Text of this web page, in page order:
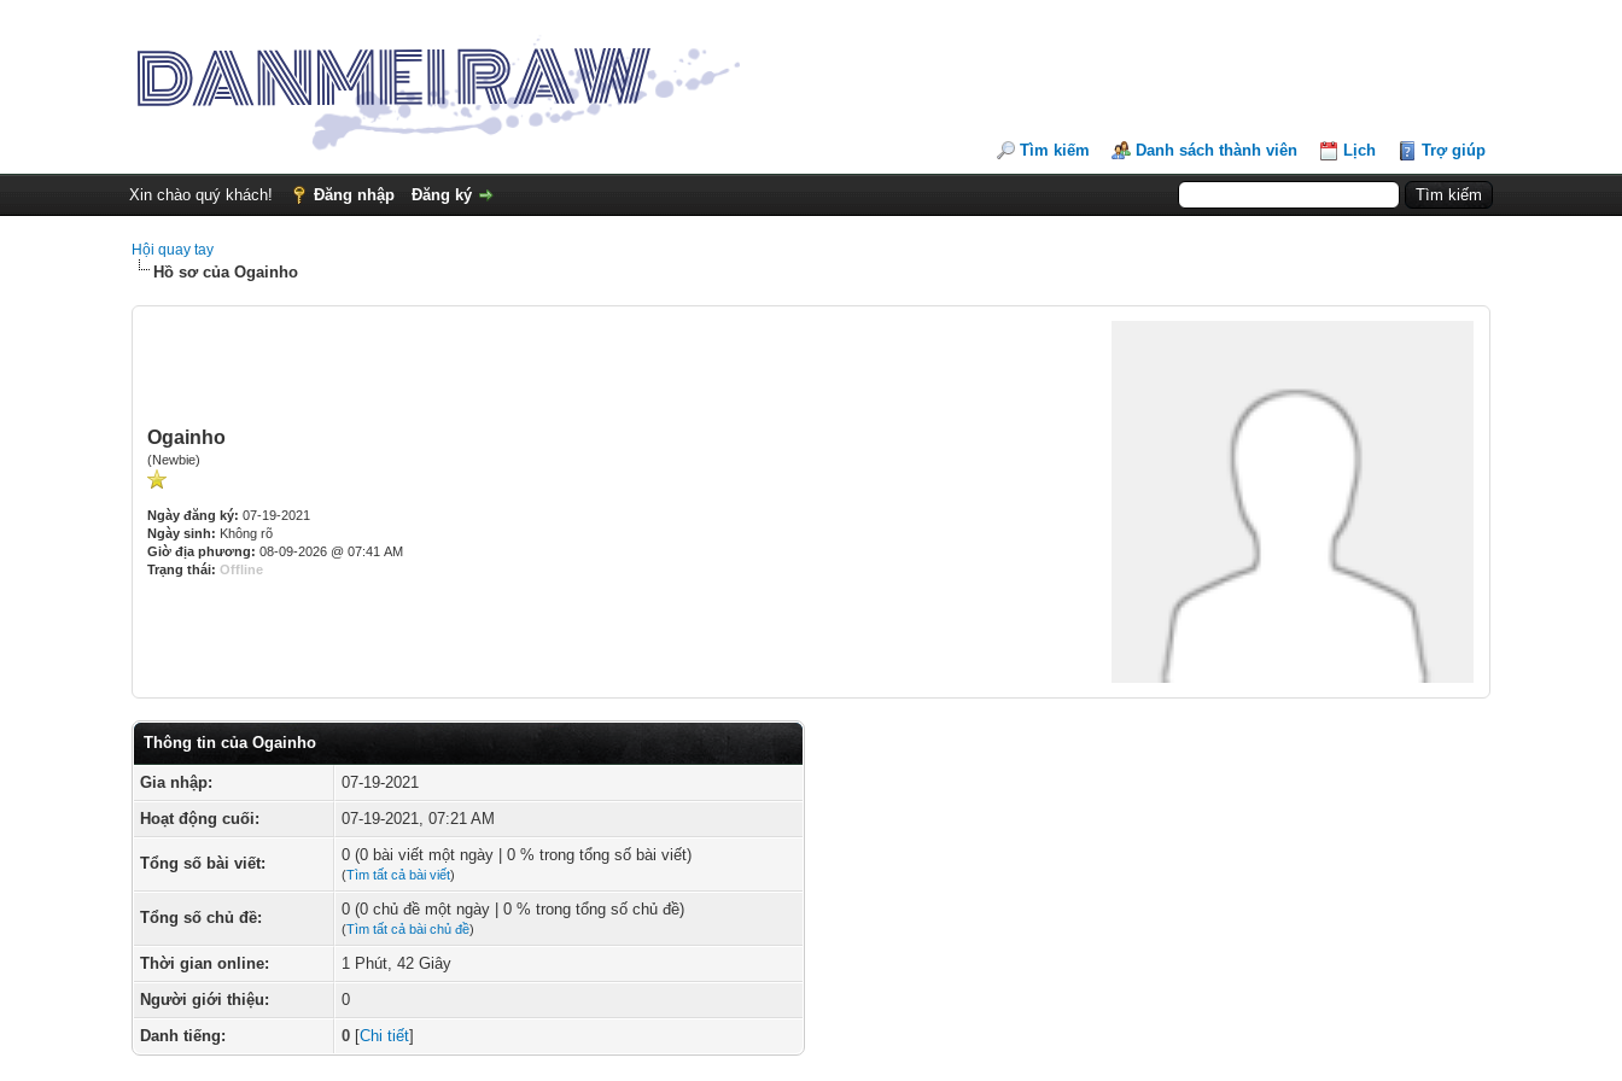
Tìm kiếm Danh sách thành viên Lịch Trợ giúp
Xin chào quý khách! Đăng nhập Đăng ký
Hội quay tay
Hồ sơ của Ogainho
Ogainho
(Newbie)
Ngày đăng ký: 07-19-2021
Ngày sinh: Không rõ
Giờ địa phương: 08-09-2026 @ 07:41 AM
Trạng thái: Offline
Thông tin của Ogainho
Gia nhập:
07-19-2021
Hoạt động cuối:
07-19-2021, 07:21 AM
Tổng số bài viết: 0 (0 bài viết một ngày | 0 % trong tổng số bài viết)
(Tìm tất cả bài viết)
Tổng số chủ đề: 0 (0 chủ đề một ngày | 0 % trong tổng số chủ đề)
(Tìm tất cả bài chủ đề)
Thời gian online:
1 Phút, 42 Giây
Người giới thiệu:
0
Danh tiếng:
0 [Chi tiết]